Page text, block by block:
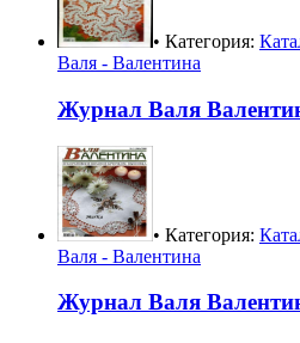
• Категория:
Валя - Валентина
Журнал Валя
• Категория:
Валя - Валентина
Журнал Валя